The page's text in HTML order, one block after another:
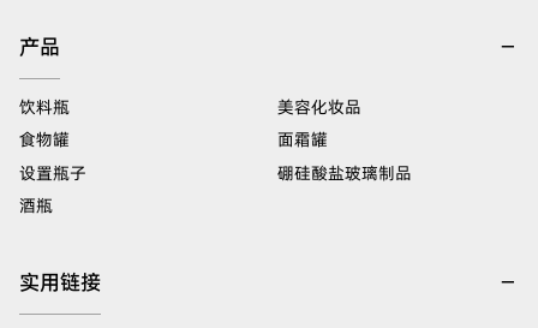
产品
饮料瓶
食物罐
设置瓶子
酒瓶
美容化妆品
面霜罐
硼硅酸盐玻璃制品
实用链接